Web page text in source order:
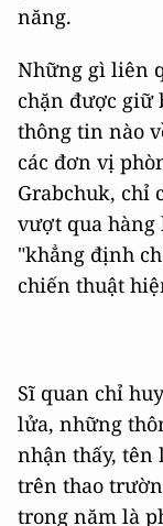
năng.
Những gì liên
chặn được giữ
thông tin nào
các đơn vị
Grabchuk, chỉ
vượt qua hàng
"khẳng định
chiến thuật
Sĩ quan chỉ
lửa, những
nhận thấy, tên
trên thao
trong năm là